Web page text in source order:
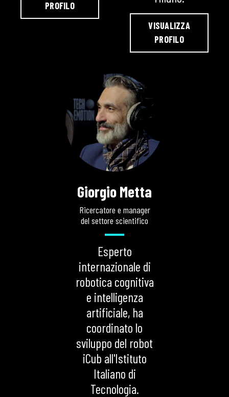
PROFILO
VISUALIZZA
PROFILO
Giorgio Metta
Ricercatore e manager
del settore scientifico
Esperto
internazionale di
robotica cognitiva
e intelligenza
artificiale, ha
coordinato lo
sviluppo del robot
iCub all'Istituto
Italiano di
Tecnologia.